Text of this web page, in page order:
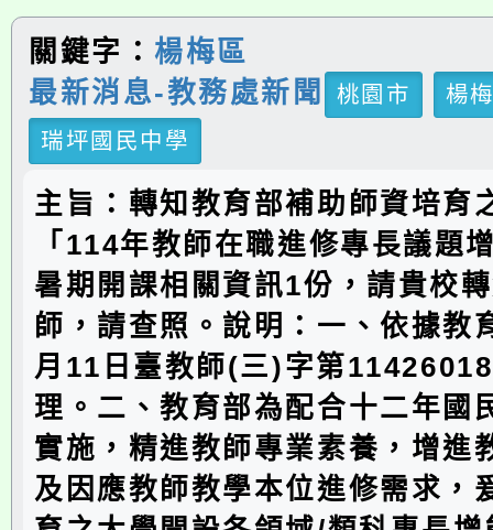
關鍵字： 楊梅區
最新消息-教務處新聞
桃園市
楊
瑞坪國民中學
主旨：轉知教育部補助師資培育
「114年教師在職進修專長議題
暑期開課相關資訊1份，請貴校
師，請查照。說明：一、依據教
月11日臺教師(三)字第
理。二、教育部為配合十二年國
實施，精進教師專業素養，增進
及因應教師教學本位進修需求，